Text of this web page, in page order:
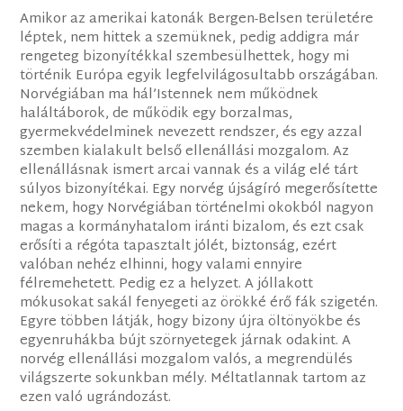
Amikor az amerikai katonák Bergen-Belsen területére
léptek, nem hittek a szemüknek, pedig addigra már
rengeteg bizonyítékkal szembesülhettek, hogy mi
történik Európa egyik legfelvilágosultabb országában.
Norvégiában ma hál’Istennek nem működnek
haláltáborok, de működik egy borzalmas,
gyermekvédelminek nevezett rendszer, és egy azzal
szemben kialakult belső ellenállási mozgalom. Az
ellenállásnak ismert arcai vannak és a világ elé tárt
súlyos bizonyítékai. Egy norvég újságíró megerősítette
nekem, hogy Norvégiában történelmi okokból nagyon
magas a kormányhatalom iránti bizalom, és ezt csak
erősíti a régóta tapasztalt jólét, biztonság, ezért
valóban nehéz elhinni, hogy valami ennyire
félremehetett. Pedig ez a helyzet. A jóllakott
mókusokat sakál fenyegeti az örökké érő fák szigetén.
Egyre többen látják, hogy bizony újra öltönyökbe és
egyenruhákba bújt szörnyetegek járnak odakint. A
norvég ellenállási mozgalom valós, a megrendülés
világszerte sokunkban mély. Méltatlannak tartom az
ezen való ugrándozást.